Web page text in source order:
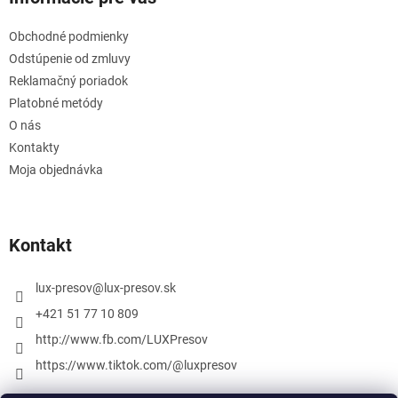
Obchodné podmienky
Odstúpenie od zmluvy
Reklamačný poriadok
Platobné metódy
O nás
Kontakty
Moja objednávka
Kontakt
lux-presov@ lux-presov.sk
+421 51 77 10 809
http://www.fb.com/LUXPresov
https://www.tiktok.com/@luxpresov